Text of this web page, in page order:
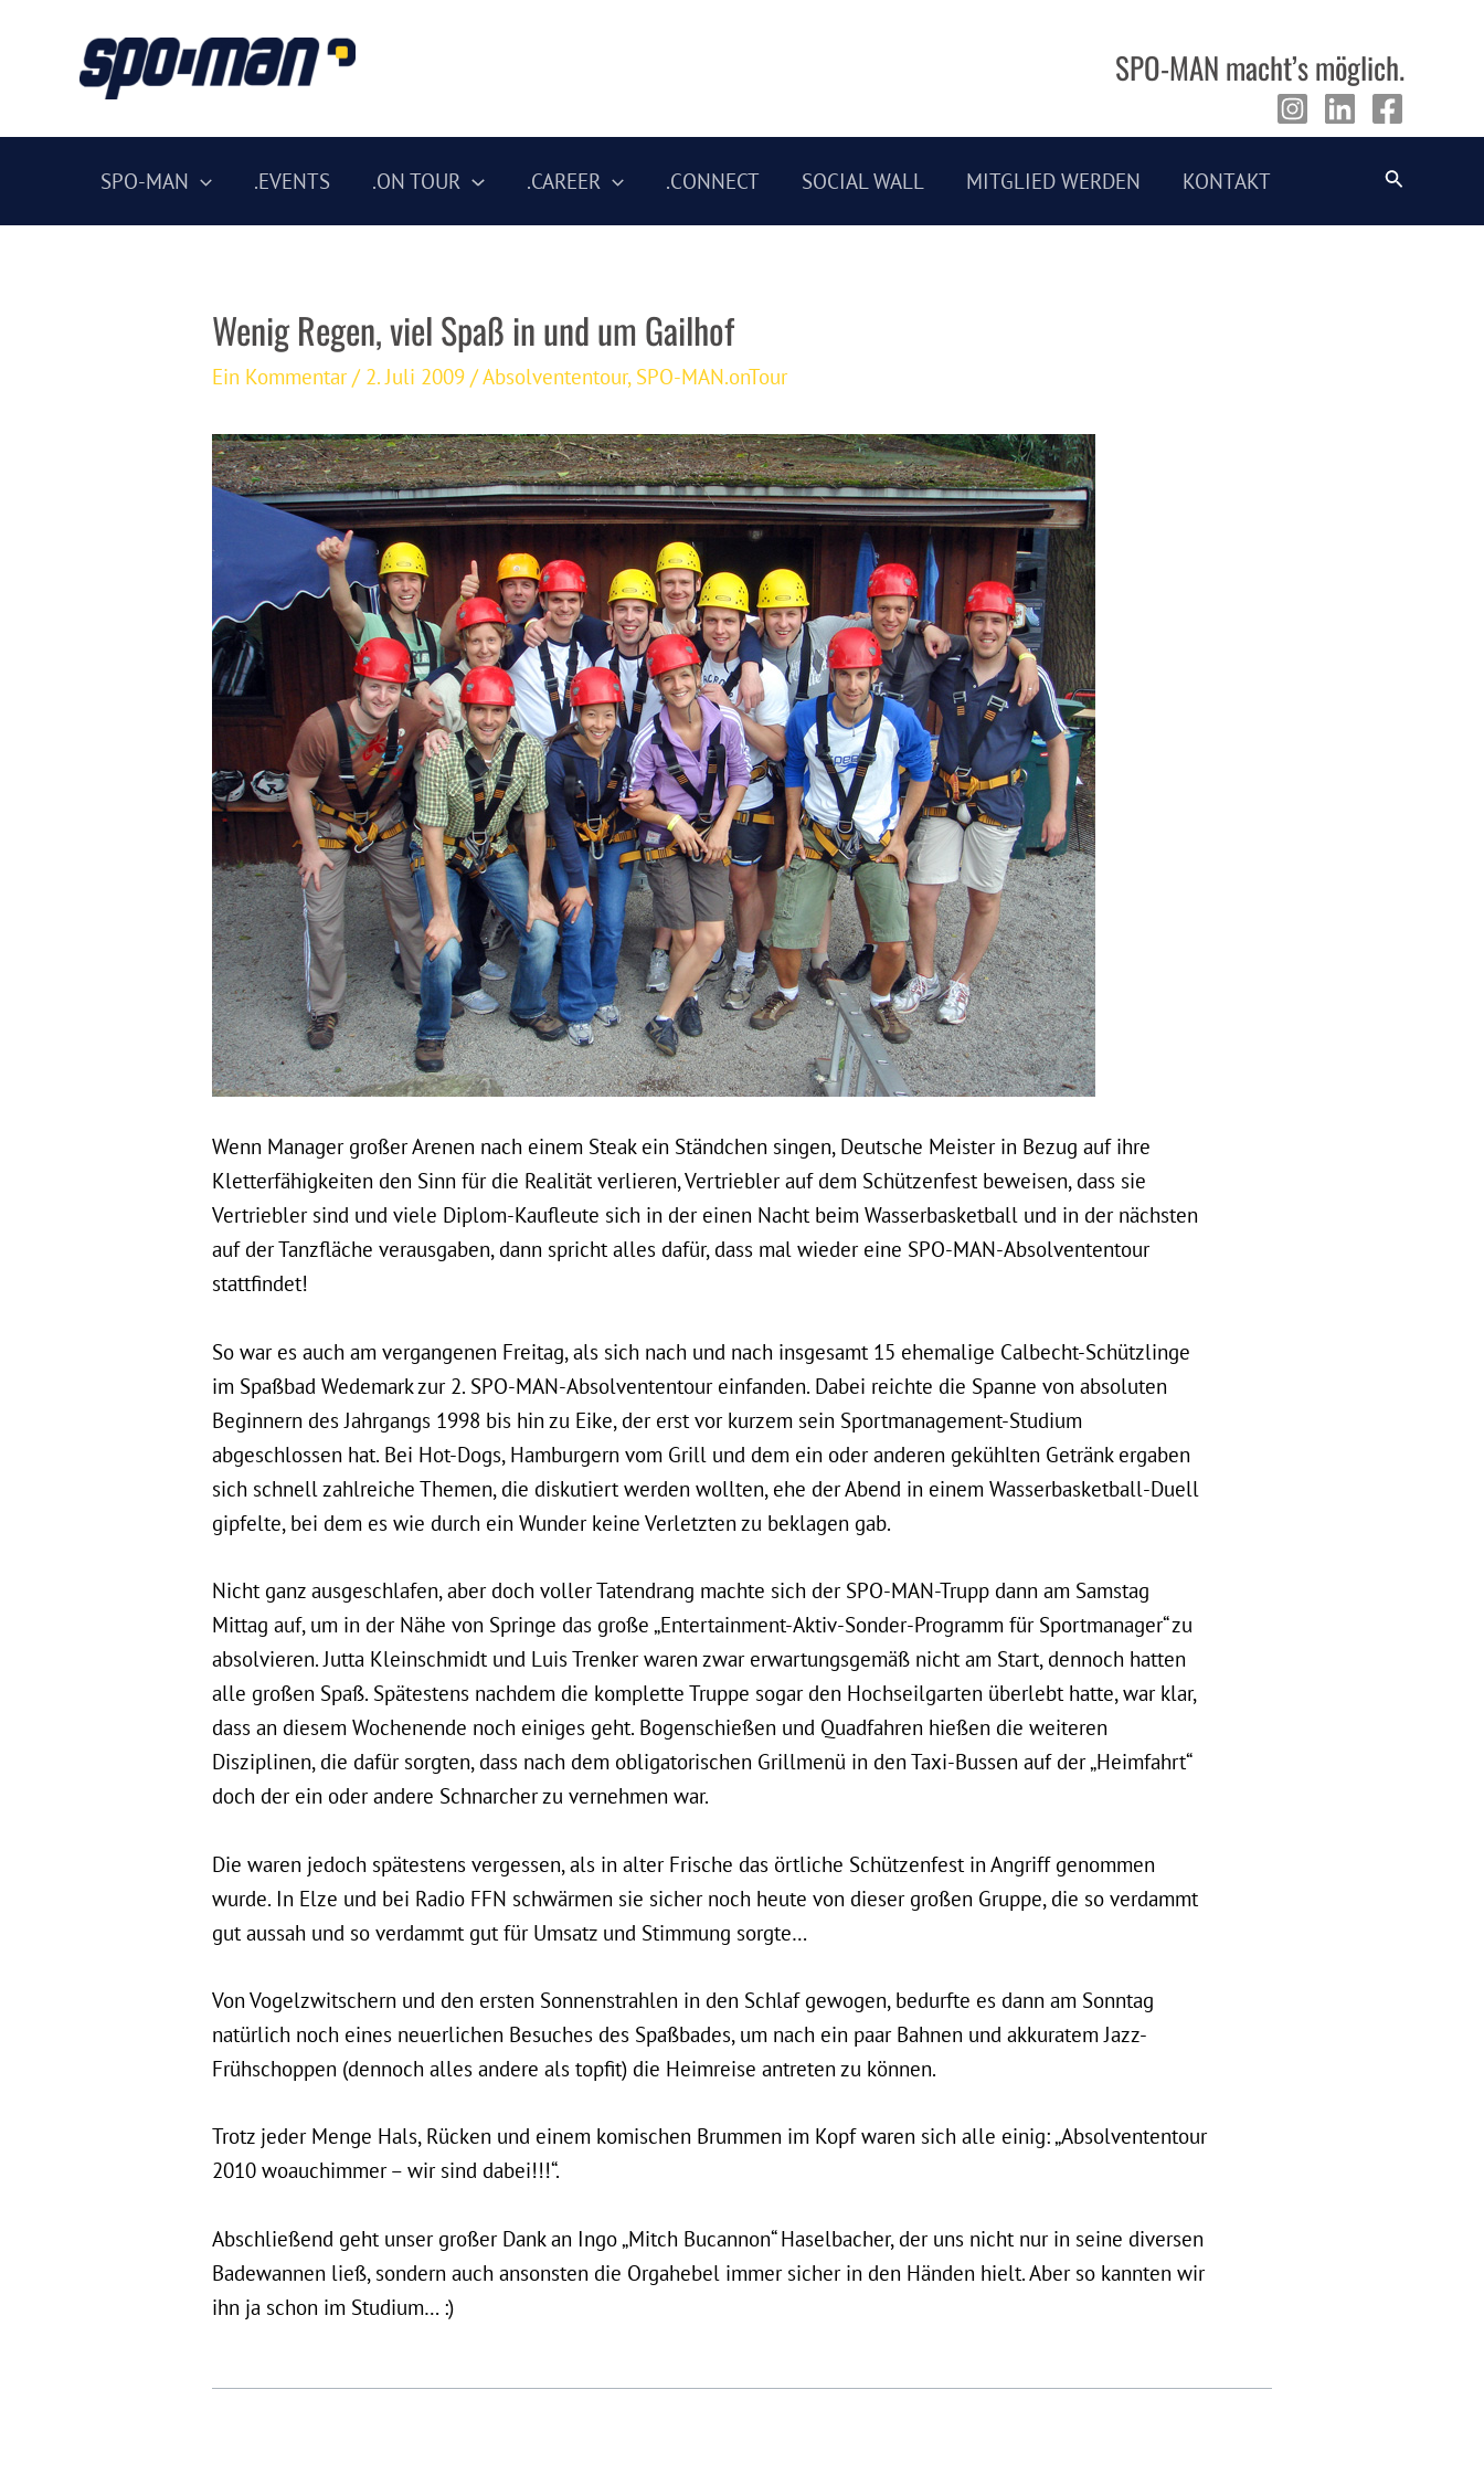
SPO-MAN macht’s möglich.
SPO-MAN .EVENTS .ON TOUR .CAREER .CONNECT SOCIAL WALL MITGLIED WERDEN KONTAKT Suche
Wenig Regen, viel Spaß in und um Gailhof
Ein Kommentar / 2. Juli 2009 /Absolvententour, SPO-MAN.onTour
Wenn Manager großer Arenen nach einem Steak ein Ständchen singen, Deutsche Meister in Bezug auf ihre
Kletterfähigkeiten den Sinn für die Realität verlieren, Vertriebler auf dem Schützenfest beweisen, dass sie
Vertriebler sind und viele Diplom-Kaufleute sich in der einen Nacht beim Wasserbasketball und in der nächsten
auf der Tanzfläche verausgaben, dann spricht alles dafür, dass mal wieder eine SPO-MAN-Absolvententour
stattfindet!
So war es auch am vergangenen Freitag, als sich nach und nach insgesamt 15 ehemalige Calbecht-Schützlinge
im Spaßbad Wedemark zur 2. SPO-MAN-Absolvententour einfanden. Dabei reichte die Spanne von absoluten
Beginnern des Jahrgangs 1998 bis hin zu Eike, der erst vor kurzem sein Sportmanagement-Studium
abgeschlossen hat. Bei Hot-Dogs, Hamburgern vom Grill und dem ein oder anderen gekühlten Getränk ergaben
sich schnell zahlreiche Themen, die diskutiert werden wollten, ehe der Abend in einem Wasserbasketball-Duell
gipfelte, bei dem es wie durch ein Wunder keine Verletzten zu beklagen gab.
Nicht ganz ausgeschlafen, aber doch voller Tatendrang machte sich der SPO-MAN-Trupp dann am Samstag
Mittag auf, um in der Nähe von Springe das große „Entertainment-Aktiv-Sonder-Programm für Sportmanager“ zu
absolvieren. Jutta Kleinschmidt und Luis Trenker waren zwar erwartungsgemäß nicht am Start, dennoch hatten
alle großen Spaß. Spätestens nachdem die komplette Truppe sogar den Hochseilgarten überlebt hatte, war klar,
dass an diesem Wochenende noch einiges geht. Bogenschießen und Quadfahren hießen die weiteren
Disziplinen, die dafür sorgten, dass nach dem obligatorischen Grillmenü in den Taxi-Bussen auf der „Heimfahrt“
doch der ein oder andere Schnarcher zu vernehmen war.
Die waren jedoch spätestens vergessen, als in alter Frische das örtliche Schützenfest in Angriff genommen
wurde. In Elze und bei Radio FFN schwärmen sie sicher noch heute von dieser großen Gruppe, die so verdammt
gut aussah und so verdammt gut für Umsatz und Stimmung sorgte…
Von Vogelzwitschern und den ersten Sonnenstrahlen in den Schlaf gewogen, bedurfte es dann am Sonntag
natürlich noch eines neuerlichen Besuches des Spaßbades, um nach ein paar Bahnen und akkuratem Jazz-
Frühschoppen (dennoch alles andere als topfit) die Heimreise antreten zu können.
Trotz jeder Menge Hals, Rücken und einem komischen Brummen im Kopf waren sich alle einig: „Absolvententour
2010 woauchimmer – wir sind dabei!!!“.
Abschließend geht unser großer Dank an Ingo „Mitch Bucannon“ Haselbacher, der uns nicht nur in seine diversen
Badewannen ließ, sondern auch ansonsten die Orgahebel immer sicher in den Händen hielt. Aber so kannten wir
ihn ja schon im Studium… :)